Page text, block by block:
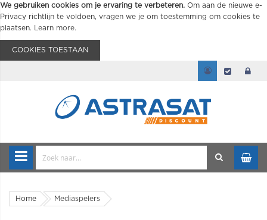
We gebruiken cookies om je ervaring te verbeteren. Om aan de nieuwe e-
Privacy richtlijn te voldoen, vragen we je om toestemming om cookies te
plaatsen.
Learn more.
COOKIES TOESTAAN
Home Mediaspelers